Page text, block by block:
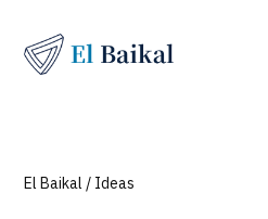
El Baikal / Ideas